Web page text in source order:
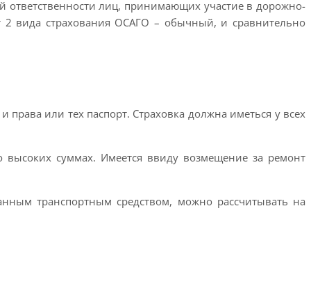
ответственности лиц, принимающих участие в дорожно-
2 вида страхования ОСАГО – обычный, и сравнительно
или тех паспорт. Страховка должна иметься у всех
суммах. Имеется ввиду возмещение за ремонт
транспортным средством, можно рассчитывать на